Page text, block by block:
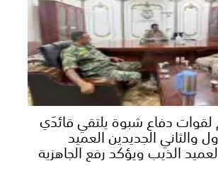
لقوات دفاع شبوة يلتقي قائدَي
والثاني الجديدين العميد
الذيب ويؤكد رفع الجاهزية